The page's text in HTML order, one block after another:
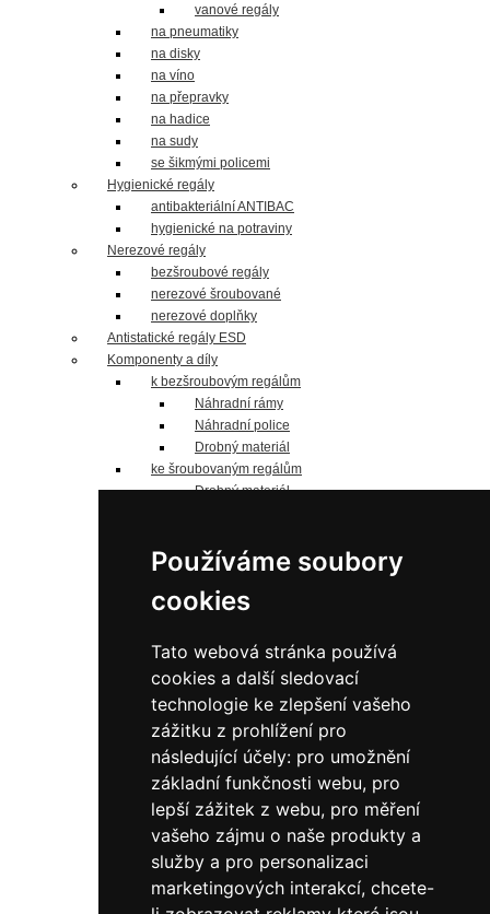
Používáme soubory
cookies
Tato webová stránka používá
cookies a další sledovací
technologie ke zlepšení vašeho
zážitku z prohlížení pro
následující účely: pro umožnění
základní funkčnosti webu, pro
lepší zážitek z webu, pro měření
vašeho zájmu o naše produkty a
služby a pro personalizaci
marketingových interakcí, chcete-
vanové regály
na pneumatiky
na disky
na víno
na přepravky
na hadice
na sudy
se šikmými policemi
Hygienické regály
antibakteriální ANTIBAC
hygienické na potraviny
Nerezové regály
bezšroubové regály
nerezové šroubované
nerezové doplňky
Antistatické regály ESD
Komponenty a díly
k bezšroubovým regálům
Náhradní rámy
Náhradní police
Drobný materiál
ke šroubovaným regálům
Drobný materiál
Oboustranné sloupky
náhradní police
do 125 kg/polici
do 200 kg/polici
do 240 kg/polici
do 330 kg/polici
do 350 kg/polici
Lakované šedé
do 200 kg/polici
do 350 kg/polici
do 190 kg/polici
do 240 kg/polici
do 330 kg/polici